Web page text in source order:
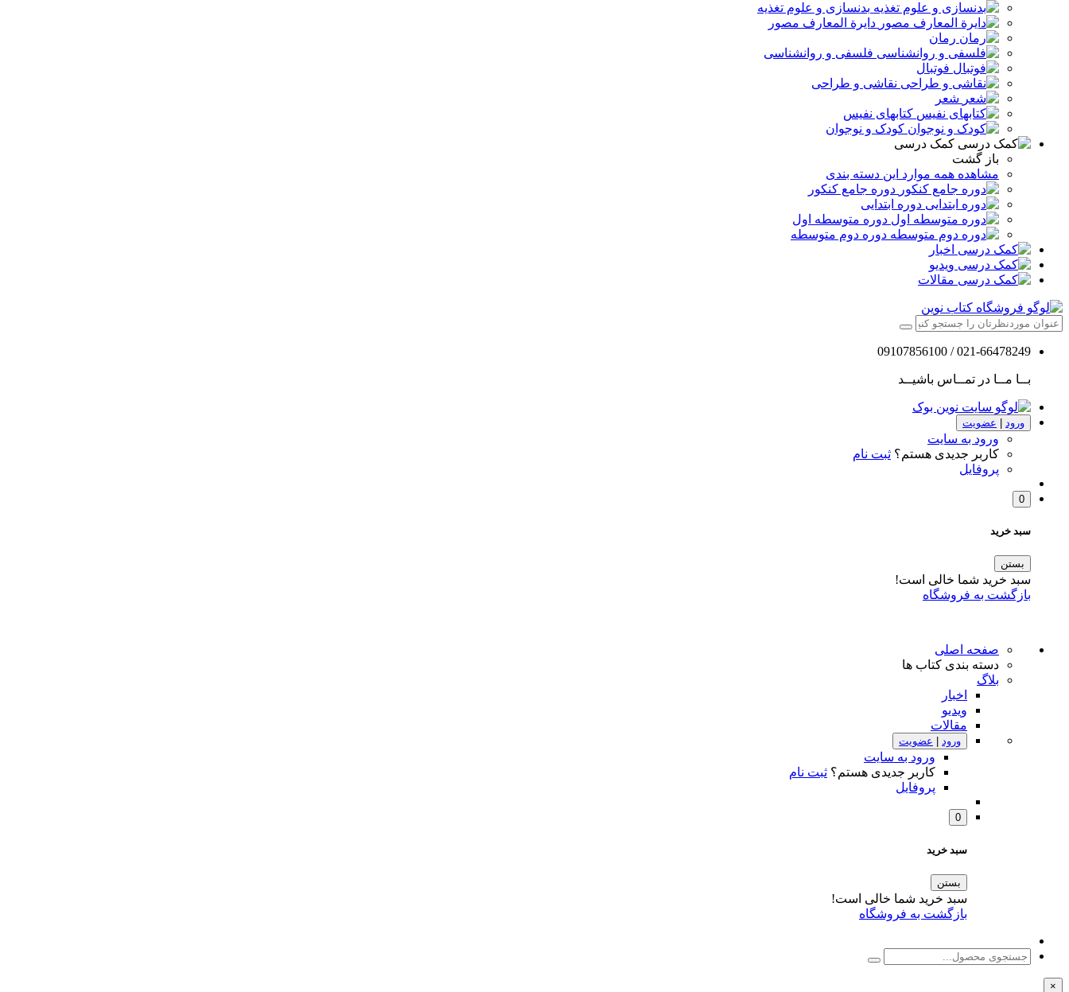
بدنسازی و علوم تغذیه
دایرة المعارف مصور
رمان
فلسفی و روانشناسی
فوتبال
نقاشی و طراحی
شعر
کتابهای نفیس
کودک و نوجوان
کمک درسی
باز گشت
مشاهده همه موارد این دسته بندی
دوره جامع کنکور
دوره ابتدایی
دوره متوسطه اول
دوره دوم متوسطه
اخبار
ویدیو
مقالات
021-66478249 / 09107856100
بــا مــا در تمــاس باشیــد
ورود عضویت
ورود به سایت
کاربر جدیدی هستم؟ ثبت نام
پروفایل
0
سبد خرید
بستن
سبد خرید شما خالی است!
بازگشت به فروشگاه
صفحه اصلی
دسته بندی کتاب ها
بلاگ
اخبار
ویدیو
مقالات
ورود عضویت
ورود به سایت
کاربر جدیدی هستم؟ ثبت نام
پروفایل
0
سبد خرید
بستن
سبد خرید شما خالی است!
بازگشت به فروشگاه
×